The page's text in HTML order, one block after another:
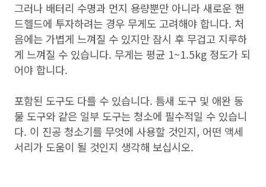
그러나 배터리 수명과 먼지 용량뿐만 아니라 새로운 핸
드헬드에 투자하려는 경우 무게도 고려해야 합니다. 처
음에는 가볍게 느껴질 수 있지만 잠시 후 무겁고 지루하
게 느껴질 수 있습니다. 무게는 평균 1~1.5kg 정도가 되
어야 합니다.
포함된 도구도 다를 수 있습니다. 틈새 도구 및 애완 동
물 도구와 같은 일부 도구는 청소에 필수적일 수 있습니
다. 이 진공 청소기를 무엇에 사용할 것인지, 어떤 액세
서리가 도움이 될 것인지 생각해 보십시오.